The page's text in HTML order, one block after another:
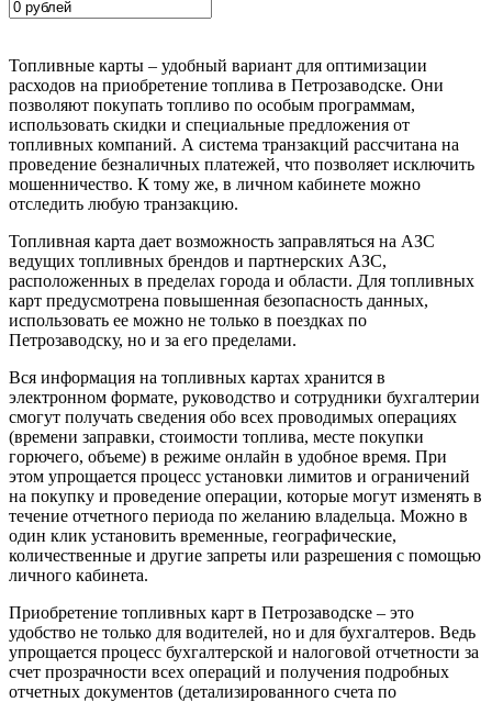
Топливные карты – удобный вариант для оптимизации
расходов на приобретение топлива в Петрозаводске. Они
позволяют покупать топливо по особым программам,
использовать скидки и специальные предложения от
топливных компаний. А система транзакций рассчитана на
проведение безналичных платежей, что позволяет исключить
мошенничество. К тому же, в личном кабинете можно
отследить любую транзакцию.
Топливная карта дает возможность заправляться на АЗС
ведущих топливных брендов и партнерских АЗС,
расположенных в пределах города и области. Для топливных
карт предусмотрена повышенная безопасность данных,
использовать ее можно не только в поездках по
Петрозаводску, но и за его пределами.
Вся информация на топливных картах хранится в
электронном формате, руководство и сотрудники бухгалтерии
смогут получать сведения обо всех проводимых операциях
(времени заправки, стоимости топлива, месте покупки
горючего, объеме) в режиме онлайн в удобное время. При
этом упрощается процесс установки лимитов и ограничений
на покупку и проведение операции, которые могут изменять в
течение отчетного периода по желанию владельца. Можно в
один клик установить временные, географические,
количественные и другие запреты или разрешения с помощью
личного кабинета.
Приобретение топливных карт в Петрозаводске – это
удобство не только для водителей, но и для бухгалтеров. Ведь
упрощается процесс бухгалтерской и налоговой отчетности за
счет прозрачности всех операций и получения подробных
отчетных документов (детализированного счета по